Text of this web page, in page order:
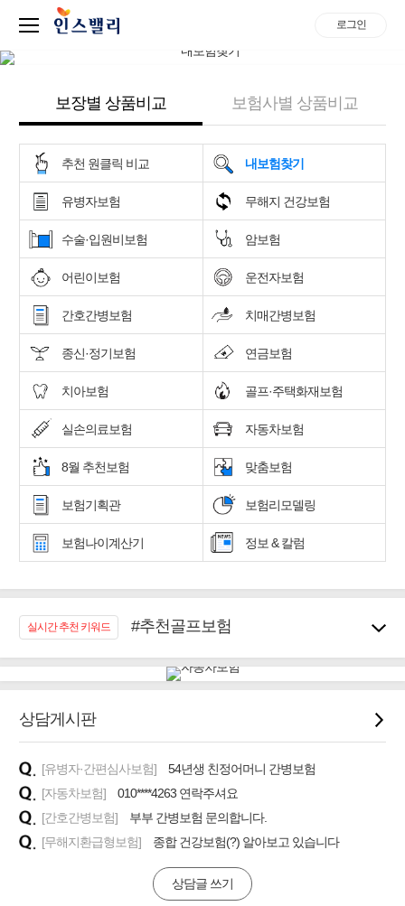
로그인
보장별 상품비교 보험사별 상품비교
추천 원클릭 비교 내보험찾기
유병자보험 무해지 건강보험
수술·입원비보험 암보험
어린이보험 운전자보험
간호간병보험 치매간병보험
종신·정기보험 연금보험
치아보험 골프·주택화재보험
실손의료보험 자동차보험
8월 추천보험 맞춤보험
보험기획관 보험리모델링
보험나이계산기 정보 & 칼럼
실시간 추천 키워드
#추천골프보험
#노후대비 연금재테크!
#교통사고대비 운전자보험
#무해지 건강보험
#바뀌기전에 4세대 가입
상담게시판
[유병자·간편심사보험]
54년생 친정어머니 간병보험
[자동차보험]
010****4263 연락주셔요
[간호간병보험]
부부 간병보험 문의합니다.
[무해지환급형보험]
종합 건강보험(?) 알아보고 있습니다
상담글 쓰기